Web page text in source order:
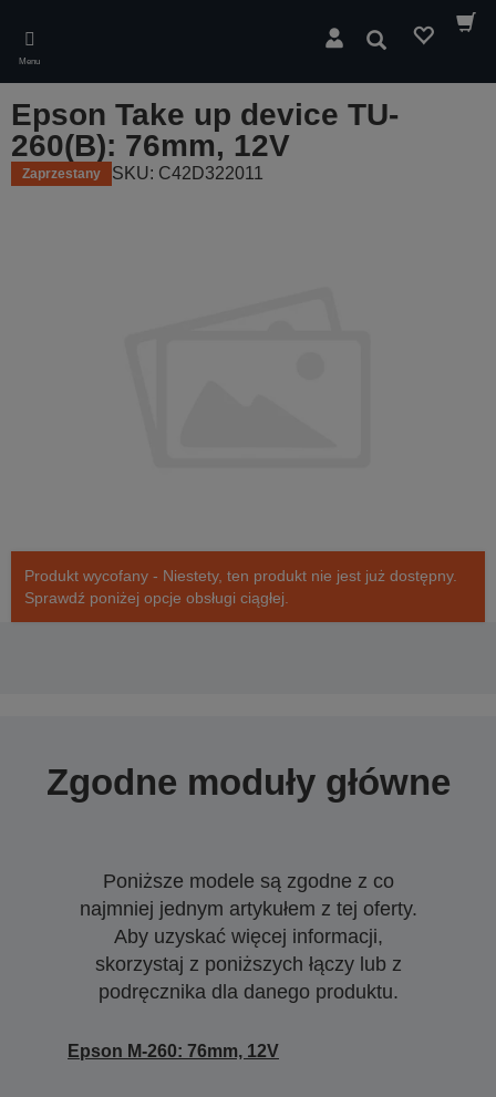
main
content
Menu
Wyszukaj
Epson Take up device TU-
260(B): 76mm, 12V
Zaprzestany SKU: C42D322011
Produkt wycofany - Niestety, ten produkt nie jest już dostępny.
Sprawdź poniżej opcje obsługi ciągłej.
Zgodne moduły główne
Poniższe modele są zgodne z co
najmniej jednym artykułem z tej oferty.
Aby uzyskać więcej informacji,
skorzystaj z poniższych łączy lub z
podręcznika dla danego produktu.
Epson M-260: 76mm, 12V